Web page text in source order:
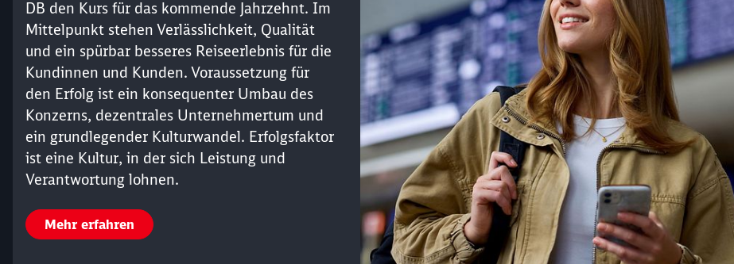
DB den Kurs für das kommende Jahrzehnt. Im
Mittelpunkt stehen Verlässlichkeit, Qualität
und ein spürbar besseres Reiseerlebnis für die
Kundinnen und Kunden. Voraussetzung für
den Erfolg ist ein konsequenter Umbau des
Konzerns, dezentrales Unternehmertum und
ein grundlegender Kulturwandel. Erfolgsfaktor
ist eine Kultur, in der sich Leistung und
Verantwortung lohnen.
Mehr erfahren